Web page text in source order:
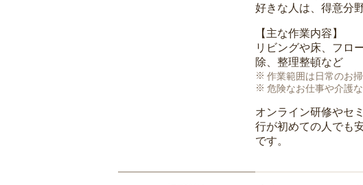
好きな人は、得意分
【主な作業内容】
リビングや床、フロ
除、整理整頓など
作業範囲は日常のお
危険なお仕事や介護
オンライン研修やセ
行が初めての人でも
です。